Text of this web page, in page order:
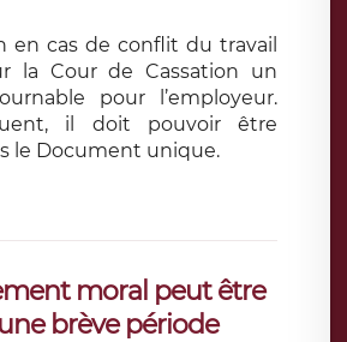
en cas de conflit du travail
la Cour de Cassation un
pour l’employeur.
il doit pouvoir être
le Document unique.
moral peut être
brève période